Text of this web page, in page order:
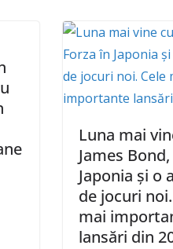
Luna mai
James
Japonia și o
de jocuri
mai
lansări din